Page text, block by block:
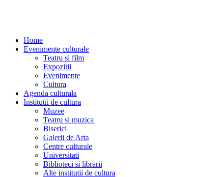
Home
Evenimente culturale
Teatru si film
Expozitii
Evenimente
Cultura
Agenda culturala
Institutii de cultura
Muzee
Teatru si muzica
Biserici
Galerii de Arta
Centre culturale
Universitati
Biblioteci si librarii
Alte institutii de cultura